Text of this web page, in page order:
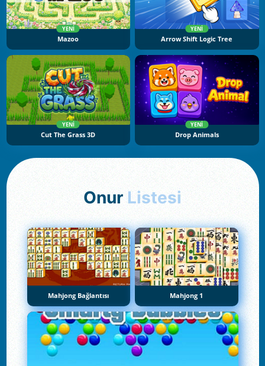
YENI
Mazoo
YENI
Arrow Shift Logic Tree
YENI
Cut The Grass 3D
YENI
Drop Animals
Onur Listesi
Mahjong Bağlantısı Mahjong 1